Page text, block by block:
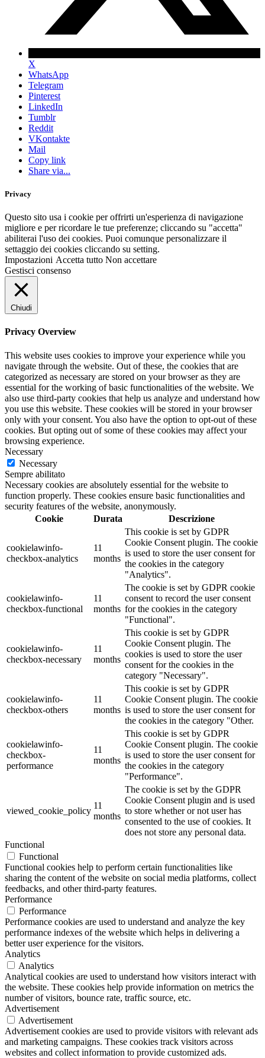
X
WhatsApp
Telegram
Pinterest
LinkedIn
Tumblr
Reddit
VKontakte
Mail
Copy link
Share via...
Privacy
Questo sito usa i cookie per offrirti un'esperienza di navigazione
migliore e per ricordare le tue preferenze; cliccando su "accetta"
abiliterai l'uso dei cookies. Puoi comunque personalizzare il
settaggio dei cookies cliccando su setting.
Impostazioni Accetta tutto Non accettare
Gestisci consenso
Chiudi
Privacy Overview
This website uses cookies to improve your experience while you
navigate through the website. Out of these, the cookies that are
categorized as necessary are stored on your browser as they are
essential for the working of basic functionalities of the website. We
also use third-party cookies that help us analyze and understand how
you use this website. These cookies will be stored in your browser
only with your consent. You also have the option to opt-out of these
cookies. But opting out of some of these cookies may affect your
browsing experience.
Necessary
Necessary
Sempre abilitato
Necessary cookies are absolutely essential for the website to
function properly. These cookies ensure basic functionalities and
security features of the website, anonymously.
Cookie
Durata Descrizione
cookielawinfo-
checkbox-analytics
11
months
This cookie is set by GDPR
Cookie Consent plugin. The cookie
is used to store the user consent for
the cookies in the category
"Analytics".
cookielawinfo-
checkbox-functional
11
months
The cookie is set by GDPR cookie
consent to record the user consent
for the cookies in the category
"Functional".
cookielawinfo-
checkbox-necessary
11
months
This cookie is set by GDPR
Cookie Consent plugin. The
cookies is used to store the user
consent for the cookies in the
category "Necessary".
cookielawinfo-
checkbox-others
11
months
This cookie is set by GDPR
Cookie Consent plugin. The cookie
is used to store the user consent for
the cookies in the category "Other.
cookielawinfo-
checkbox-
performance
11
months
This cookie is set by GDPR
Cookie Consent plugin. The cookie
is used to store the user consent for
the cookies in the category
"Performance".
viewed_cookie_policy
11
months
The cookie is set by the GDPR
Cookie Consent plugin and is used
to store whether or not user has
consented to the use of cookies. It
does not store any personal data.
Functional
Functional
Functional cookies help to perform certain functionalities like
sharing the content of the website on social media platforms, collect
feedbacks, and other third-party features.
Performance
Performance
Performance cookies are used to understand and analyze the key
performance indexes of the website which helps in delivering a
better user experience for the visitors.
Analytics
Analytics
Analytical cookies are used to understand how visitors interact with
the website. These cookies help provide information on metrics the
number of visitors, bounce rate, traffic source, etc.
Advertisement
Advertisement
Advertisement cookies are used to provide visitors with relevant ads
and marketing campaigns. These cookies track visitors across
websites and collect information to provide customized ads.